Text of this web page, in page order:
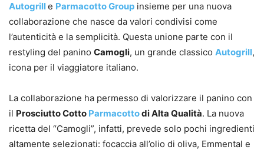
Autogrille Parmacotto Group insieme per una nuova
collaborazione che nasce da valori condivisi come
l’autenticità e la semplicità. Questa unione parte con il
restyling del panino Camogli, un grande classico Autogrill,
icona per il viaggiatore italiano.
La collaborazione ha permesso di valorizzare il panino con
il Prosciutto Cotto Parmacottodi Alta Qualità. La nuova
ricetta del “Camogli”, infatti, prevede solo pochi ingredienti
altamente selezionati: focaccia all’olio di oliva, Emmental e